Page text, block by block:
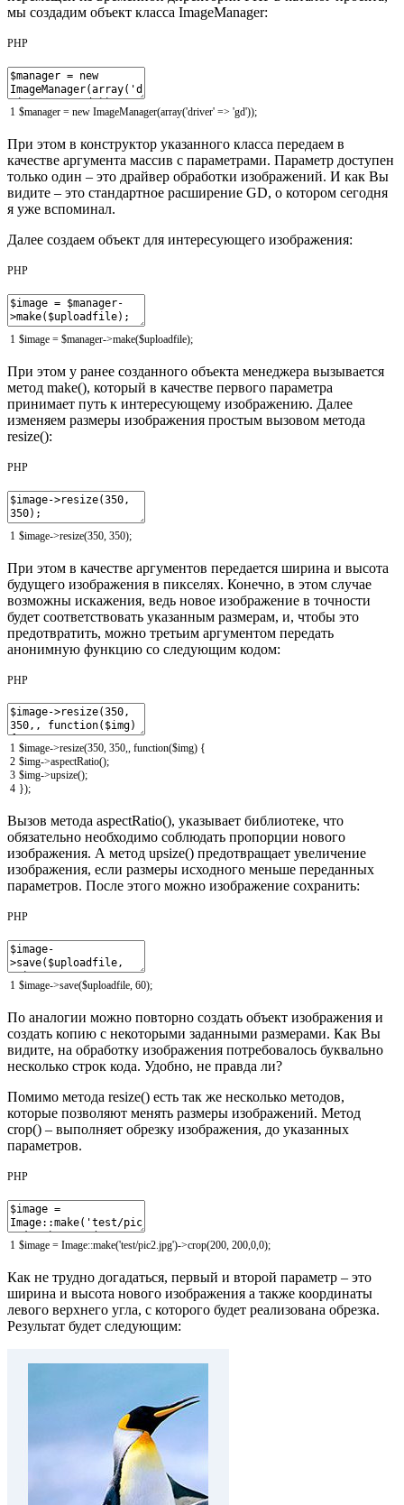
мы создадим объект класса ImageManager:
PHP
1 $manager = new ImageManager(array('driver' => 'gd'));
При этом в конструктор указанного класса передаем в
качестве аргумента массив с параметрами. Параметр доступен
только один – это драйвер обработки изображений. И как Вы
видите – это стандартное расширение GD, о котором сегодня
я уже вспоминал.
Далее создаем объект для интересующего изображения:
PHP
1 $image = $manager->make($uploadfile);
При этом у ранее созданного объекта менеджера вызывается
метод make(), который в качестве первого параметра
принимает путь к интересующему изображению. Далее
изменяем размеры изображения простым вызовом метода
resize():
PHP
1 $image->resize(350 350);
При этом в качестве аргументов передается ширина и высота
будущего изображения в пикселях. Конечно, в этом случае
возможны искажения, ведь новое изображение в точности
будет соответствовать указанным размерам, и, чтобы это
предотвратить, можно третьим аргументом передать
анонимную функцию со следующим кодом:
PHP
1
2
3
4
$image->resize(350, 350,, function($img) {
$img->aspectRatio();
$img->upsize();
});
Вызов метода aspectRatio(), указывает библиотеке, что
обязательно необходимо соблюдать пропорции нового
изображения. А метод upsize() предотвращает увеличение
изображения, если размеры исходного меньше переданных
параметров. После этого можно изображение сохранить:
PHP
1 $image->save($uploadfile, 60);
По аналогии можно повторно создать объект изображения и
создать копию с некоторыми заданными размерами. Как Вы
видите, на обработку изображения потребовалось буквально
несколько строк кода. Удобно, не правда ли?
Помимо метода resize() есть так же несколько методов,
которые позволяют менять размеры изображений. Метод
crop() – выполняет обрезку изображения, до указанных
параметров.
PHP
1 $image = Image::make('test/pic2.jpg')->crop(200, 200,0,0);
Как не трудно догадаться, первый и второй параметр – это
ширина и высота нового изображения а также координаты
левого верхнего угла, с которого будет реализована обрезка.
Результат будет следующим: